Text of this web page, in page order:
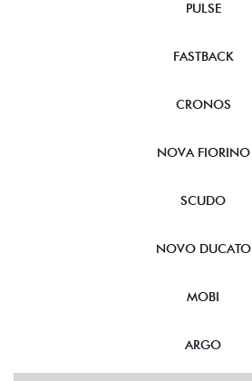
PULSE
FASTBACK
CRONOS
NOVA FIORINO
SCUDO
NOVO DUCATO
MOBI
ARGO